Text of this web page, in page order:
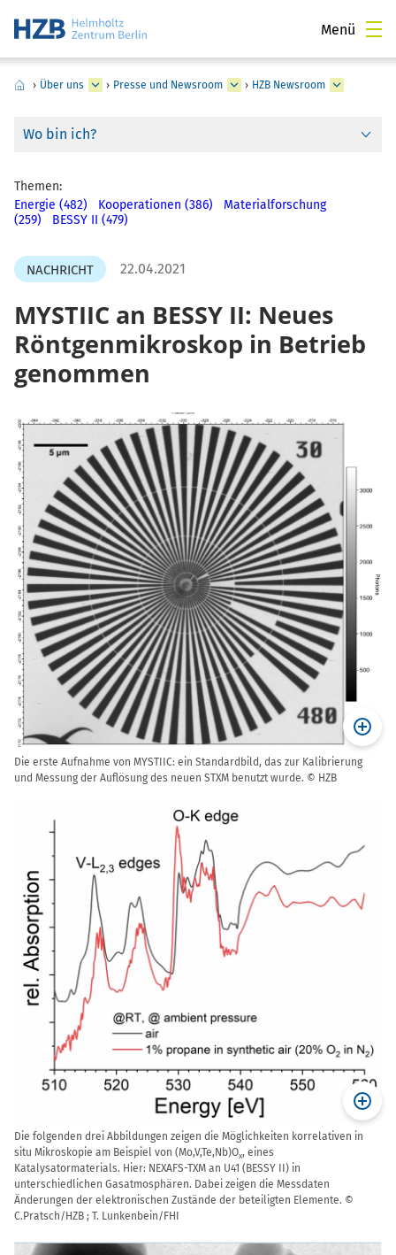
Menü
› Über uns › Presse und Newsroom › HZB Newsroom
Wo bin ich?
Themen:
Energie (482)
Kooperationen (386)
Materialforschung
(259)
BESSY II (479)
NACHRICHT 22.04.2021
MYSTIIC an BESSY II: Neues
Röntgenmikroskop in Betrieb
genommen
Die erste Aufnahme von MYSTIIC: ein Standardbild, das zur Kalibrierung
und Messung der Auflösung des neuen STXM benutzt wurde. © HZB
Die folgenden drei Abbildungen zeigen die Möglichkeiten korrelativen in
situ Mikroskopie am Beispiel von (Mo,V,Te,Nb)Ox, eines
Katalysatormaterials. Hier: NEXAFS-TXM an U41 (BESSY II) in
unterschiedlichen Gasatmosphären. Dabei zeigen die Messdaten
Änderungen der elektronischen Zustände der beteiligten Elemente. ©
C.Pratsch/HZB ; T. Lunkenbein/FHI